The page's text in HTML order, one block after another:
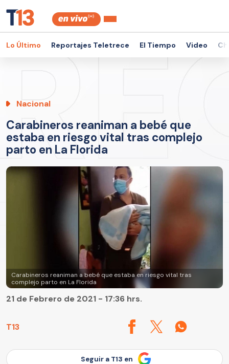
Lo Último Reportajes Teletrece El Tiempo Video
Nacional
Carabineros reaniman a bebé que
estaba en riesgo vital tras complejo
parto en La Florida
Carabineros reaniman a bebé que estaba en riesgo vital tras
complejo parto en La Florida
T13
21 de Febrero de 2021 - 17:36 hrs.
Seguir a T13 en